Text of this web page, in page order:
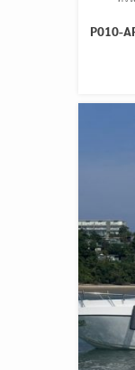
P010-